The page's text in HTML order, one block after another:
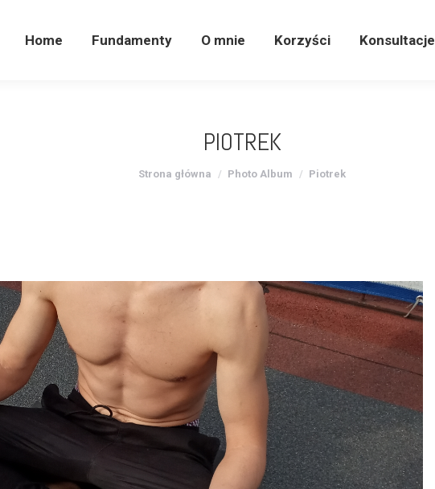
Home Fundamenty O mnie Korzyści Konsultacje
PIOTREK
Jesteś tutaj:
Strona główna Photo Album Piotrek